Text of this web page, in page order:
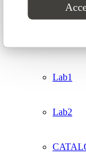
Sweet
Lab1
Lab2